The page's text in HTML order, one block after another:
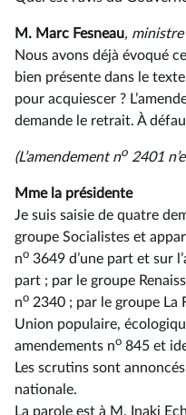
M. Marc Fesneau, ministre
Nous avons déjà évoqué
bien présente dans le
pour acquiescer ?
demande le retrait. À
(L’amendement no 2401
Mme la présidente
Je suis saisie de quatre
groupe Socialistes et
no 3649 d’une part et sur
part ; par le groupe
no 2340 ; par le groupe La
Union populaire,
amendements no 845 et
Les scrutins sont
nationale.
La parole est à M. Inaki